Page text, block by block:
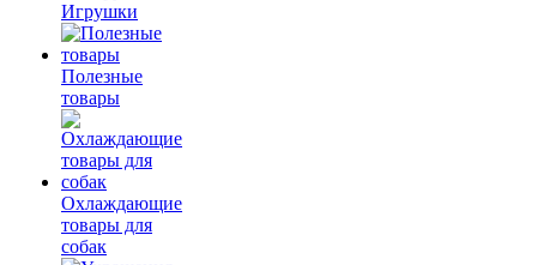
Игрушки
Полезные
товары
Охлаждающие
товары для
собак